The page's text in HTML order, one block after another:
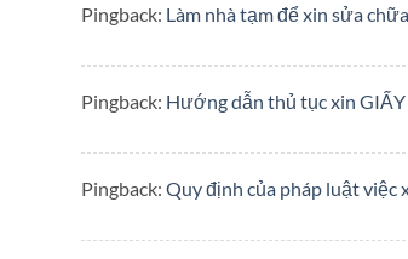
Pingback: Làm nhà tạm để xin sửa
Pingback: Hướng dẫn thủ tục xin
Pingback: Quy định của pháp luật việc